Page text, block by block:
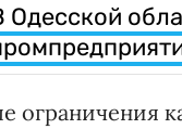
Одесской
ограничения